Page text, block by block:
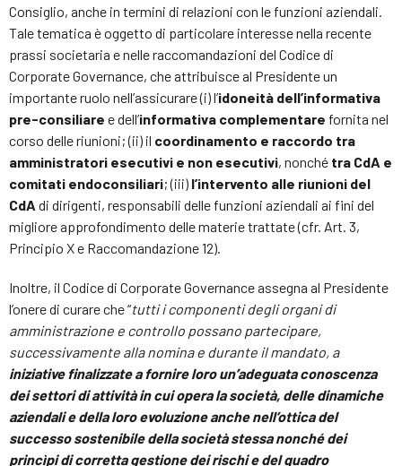
Consiglio, anche in termini di relazioni con le funzioni aziendali.
Tale tematica è oggetto di particolare interesse nella recente
prassi societaria e nelle raccomandazioni del Codice di
Corporate Governance, che attribuisce al Presidente un
importante ruolo nell’assicurare (i) l’idoneità dell’informativa
pre-consiliare e dell’informativa complementare fornita nel
corso delle riunioni; (ii) il coordinamento e raccordo tra
amministratori esecutivi e non esecutivi, nonché tra CdA e
comitati endoconsiliari; (iii) l’intervento alle riunioni del
CdA di dirigenti, responsabili delle funzioni aziendali ai fini del
migliore approfondimento delle materie trattate (cfr. Art. 3,
Principio X e Raccomandazione 12).
Inoltre, il Codice di Corporate Governance assegna al Presidente
l’onere di curare che “tutti i componenti degli organi di
amministrazione e controllo possano partecipare,
successivamente alla nomina e durante il mandato, a
iniziative finalizzate a fornire loro un’adeguata conoscenza
dei settori di attività in cui opera la società, delle dinamiche
aziendali e della loro evoluzione anche nell’ottica del
successo sostenibile della società stessa nonché dei
princìpi di corretta gestione dei rischi e del quadro